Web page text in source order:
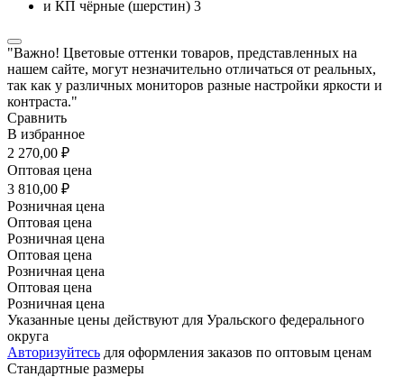
"Важно! Цветовые оттенки товаров, представленных на
нашем сайте, могут незначительно отличаться от реальных,
так как у различных мониторов разные настройки яркости и
контраста."
Сравнить
В избранное
2 270,00 ₽
Оптовая цена
3 810,00 ₽
Розничная цена
Оптовая цена
Розничная цена
Оптовая цена
Розничная цена
Оптовая цена
Розничная цена
Указанные цены действуют для Уральского федерального
округа
Авторизуйтесь для оформления заказов по оптовым ценам
Стандартные размеры